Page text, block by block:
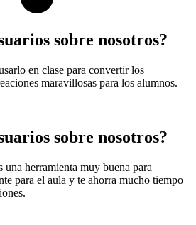
sobre nosotros?
en clase para convertir los
maravillosas para los alumnos.
sobre nosotros?
herramienta muy buena para
para el aula y te ahorra mucho tiempo